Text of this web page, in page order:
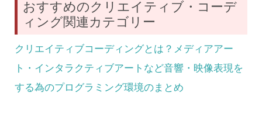
おすすめのクリエイティブ・コーデ
ィング関連カテゴリー
クリエイティブコーディングとは？メディアアー
ト・インタラクティブアートなど音響・映像表現を
する為のプログラミング環境のまとめ